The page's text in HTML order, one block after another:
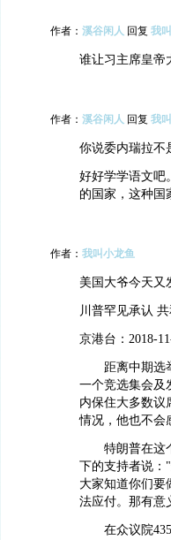
作者： 溪谷闲人 回复 我
谁让习主席皇帝
作者： 溪谷闲人 回复 我
你说委内瑞拉不
好好学学语文吧
的国家，这种国
作者： 我叫小龙鱼
美国大爷今天又
川普罕见承认
京港台：2018-
距离中期选举
一个竞选集会及
内保住大多数议
情况，他也不会
特朗普在这个
下的支持者说：
大家知道你们要
法应付。那有意
在众议院435